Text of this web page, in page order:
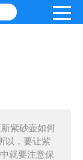
紫砂壶如何
以，要让紫
就要注意保